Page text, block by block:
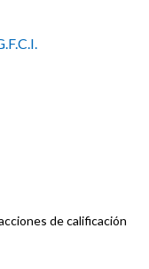
de calificación